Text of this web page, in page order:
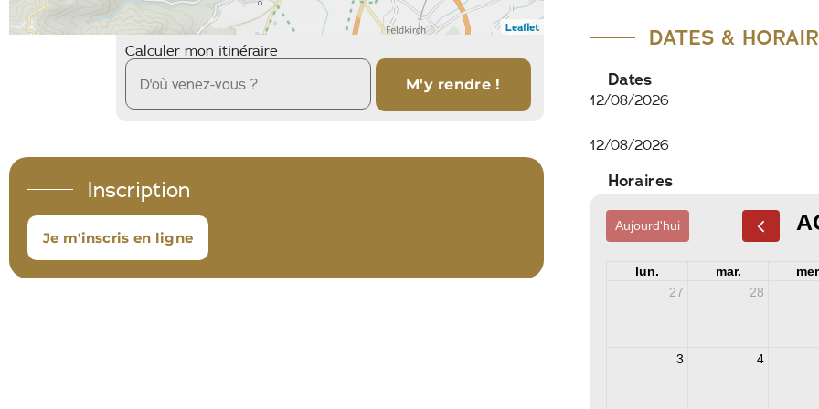
Leaflet
Calculer mon itinéraire
Inscription
Je m'inscris en ligne
DATES &
Dates
12/08/2026
12/08/2026
Horaires